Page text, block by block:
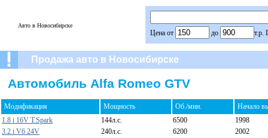
Авто в Новосибирске
Цена от до т.р.
Продажа авто в Новосибирске
Автомобиль Alfa Romeo GTV
Модификация Мощность Об./мин.
Начало
1.8 i 16V T.Spark
144л.с. 6500
1998
3.2 i V6 24V
240л.с. 6200
2002